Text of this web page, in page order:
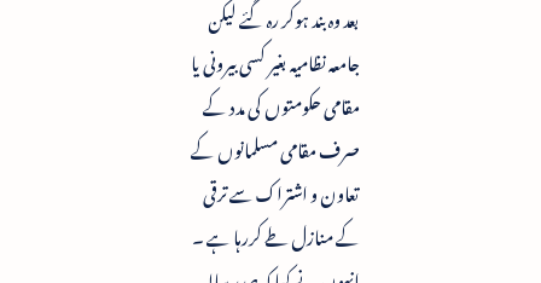
بعد وہ بند ہوکر رہ گئے لیکن
جامعہ نظامیہ بغیر کسی بیرونی یا
مقامی حکومتوں کی مدد کے
صرف مقامی مسلمانوں کے
تعاون و اشتراک سے ترقی
کے منازل طے کررہا ہے ۔